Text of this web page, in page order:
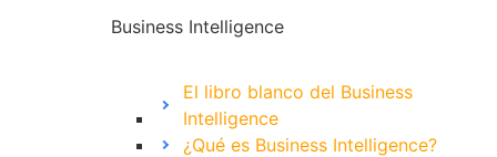
Business Intelligence
El libro blanco del Business
Intelligence
¿Qué es Business Intelligence?